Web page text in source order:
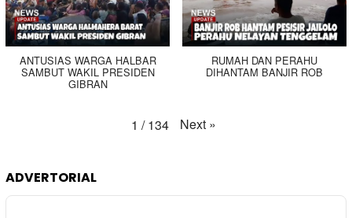
ANTUSIAS WARGA HALBAR
SAMBUT WAKIL PRESIDEN
GIBRAN
RUMAH DAN PERAHU
DIHANTAM BANJIR ROB
1 / 134 Next »
ADVERTORIAL